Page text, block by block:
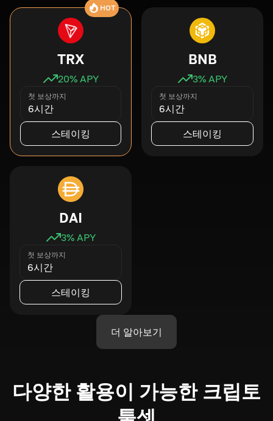
HOT
TRX
20% APY
첫 보상까지
6시간
스테이킹
BNB
3% APY
첫 보상까지
6시간
스테이킹
DAI
3% APY
첫 보상까지
6시간
스테이킹
더 알아보기
다양한 활용이 가능한 크립토